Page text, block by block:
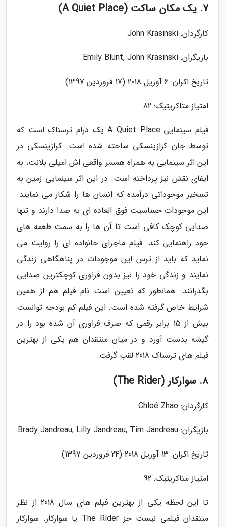
7. یک مکان ساکت (A Quiet Place)
کارگردان: John Krasinski
بازیگران: Emily Blunt, John Krasinski
تاریخ اکران: 6 آوریل 2018 (17 فروردین 1397)
امتیاز متاکریتیک: 82
فیلم سینمایی A Quiet Place یک درام ترسناک است که
توسط جان کرازینسکی ساخته شده است. کرازینسکی در
این اثر سینمایی به همراه همسر واقعی اش امیلی بلانت، به
ایفای نقش نیز پرداخته است. در این اثر سینمایی زمین به
تسخیر موجوداتی درآمده که انسان ها را شکار می نمایند.
این موجودات حساسیت فوق العاده ای به صدا دارند و تنها
صدایی کوچک کافی است تا آن ها را به سمت طعمه های
خود راهنمایی کند. فیلم ماجرای خانواده ای را روایت می
نماید که باید از ترس این موجودات در پناهگاهی زندگی
نمایند و زندگی خود را نیز بدون فراوری کوچکترین صدایی
بگذرانند. همانطور که تعیین است نام فیلم هم از همین
شرایط خاص گرفته شده است. این فیلم کم بودجه توانست
بیش از 15 برابر رقمی که صرف فراوری آن شده بود را در
گیشه بدست آورد و در میان منتقدان هم یکی از بهترین
فیلم های ترسناک 2018 لقب گرفت.
8. سوارکار (The Rider)
کارگردان: Chloé Zhao
بازیگران: Brady Jandreau, Lilly Jandreau, Tim Jandreau
تاریخ اکران: 13 آوریل 2018 (24 فروردین 1397)
امتیاز متاکریتیک: 92
تا این لحظه یکی از بهترین فیلم های سال 2018 از نظر
منتقدان فیلمی نیست جز The Rider یا سوارکار. سوارکار